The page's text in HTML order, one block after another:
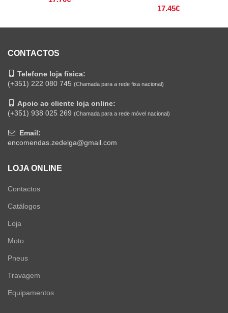
17.45€
CONTACTOS
Telefone loja física:
(+351) 222 080 745 (Chamada para a rede fixa nacional)
Apoio ao cliente loja online:
(+351) 938 025 269 (Chamada para a rede móvel nacional)
Email:
encomendas.zedelga@gmail.com
LOJA ONLINE
Contactos
Catálogos
Loja
Moto
Pneus
Travagem
Equipamentos